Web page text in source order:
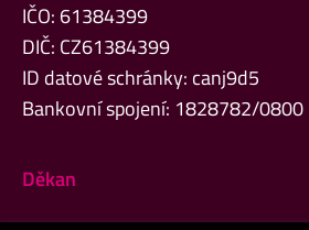
IČO: 61384399
DIČ: CZ61384399
ID datové schránky: canj9d5
Bankovní spojení: 1828782/0800
Děkan